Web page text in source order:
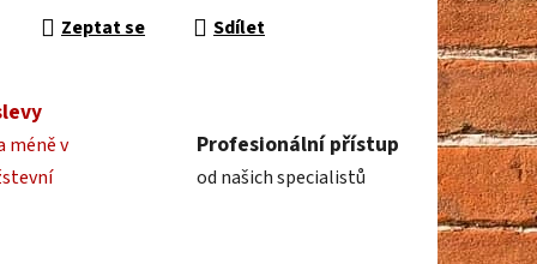
Zeptat se Sdílet
méně v
Profesionální přístup
od našich specialistů